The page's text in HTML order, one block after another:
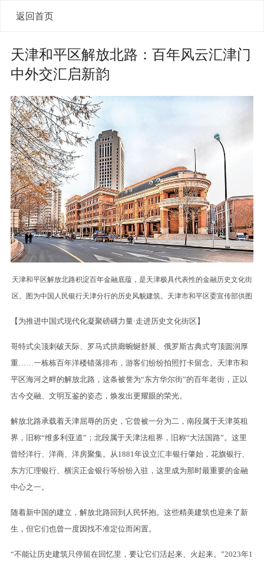
返回首页
天津和平区解放北路：百年风云汇津门
中外交汇启新韵
天津和平区解放北路积淀百年金融底蕴，是天津极具代表性的金融历史文化街
区。图为中国人民银行天津分行的历史风貌建筑。天津市和平区委宣传部供图
【为推进中国式现代化凝聚磅礴力量·走进历史文化街区】
哥特式尖顶刺破天际、罗马式拱廊蜿蜒舒展、俄罗斯古典式穹顶圆润厚
重……一栋栋百年洋楼错落排布，游客们纷纷拍照打卡留念。天津市和
平区海河之畔的解放北路，这条被誉为“东方华尔街”的百年老街，正以
古今交融、文明互鉴的姿态，焕发出更耀眼的荣光。
解放北路承载着天津屈辱的历史，它曾被一分为二，南段属于天津英租
界，旧称“维多利亚道”；北段属于天津法租界，旧称“大法国路”。这里
曾经洋行、洋商、洋房聚集。从1881年设立汇丰银行肇始，花旗银行、
东方汇理银行、横滨正金银行等纷纷入驻，这里成为那时最重要的金融
中心之一。
随着新中国的建立，解放北路回到人民怀抱。这些精美建筑也迎来了新
生，但它们也曾一度因找不准定位而闲置。
“不能让历史建筑只停留在回忆里，要让它们活起来、火起来。”2023年1